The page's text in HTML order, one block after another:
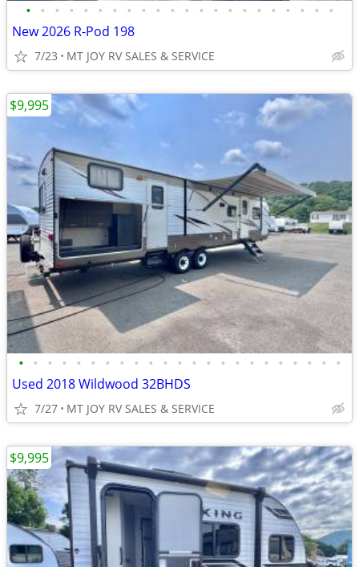
• • • • • • • • • • • • • • • • • • • • • •
New 2026 R-Pod 198
7/23 MT JOY RV SALES & SERVICE
• • • • • • • • • • • • • • • • • • • • • • •
Used 2018 Wildwood 32BHDS
7/27 MT JOY RV SALES & SERVICE
$9,995
$9,995